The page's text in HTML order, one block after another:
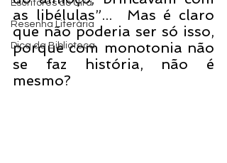
Escritores do Uira
Resenha Literária
Dica da Biblioteca
as libélulas”...  Mas é claro
que não poderia ser só isso,
porque com monotonia não
se faz história, não é
mesmo?